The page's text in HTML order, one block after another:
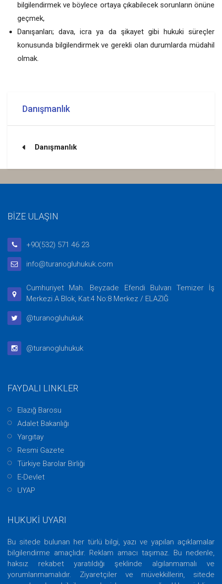
bilgilendirmek ve böylece ortaya çıkabilecek sorunların önüne
geçmek,
Danışanları; dava, icra ya da şikayet gibi hukuki süreçler
konusunda bilgilendirmek ve gerekli olan durumlarda müdahil
olmak.
Danışmanlık
Danışmanlık
BİZE ULAŞIN
+90(532) 571 46 23
info@turanogluhukuk.com
Cumhuriyet Mah. Beyzade Efendi Bulvarı Temizer İş
Merkezi A Blok, Kat:4 No:8 Merkez / ELAZIĞ
@turanogluhukuk
@turanogluhukuk
FAYDALI LINKLER
Elazığ Barosu
Adalet Bakanlığı
Yargıtay
Resmi Gazete
Türkiye Barolar Birliği
E-Devlet
UYAP
HUKUKİ UYARI
Bu sitede bulunan her türlü bilgi, yazı ve yapılan açıklamalar
bilgilendirme amaçlıdır. Reklam amacı taşımaz. Bu nedenle,
haksız rekabet yaratıldığı şeklinde algılanmamalı ve
yorumlanmamalıdır. Ziyaretçiler ve müvekkillerin, sitede